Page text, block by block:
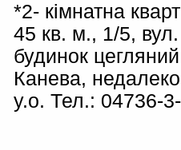
*2- кімнатна
45 кв. м., 1/5,
будинок
Канева,
у.о. Тел.: 04736-